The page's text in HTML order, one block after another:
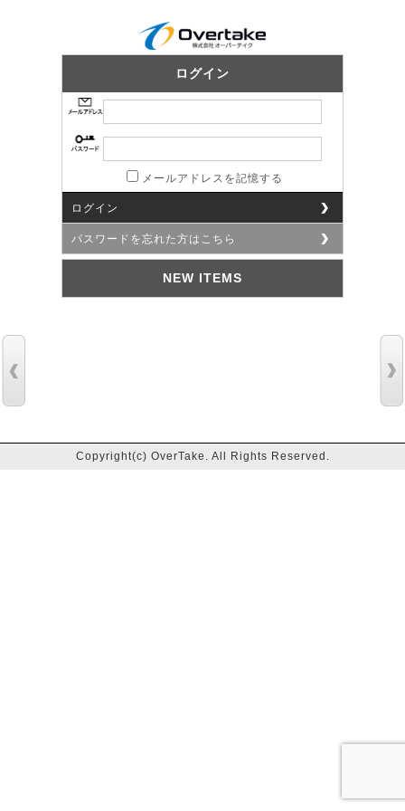
ログイン
メールアドレスを記憶する
ログイン
パスワードを忘れた方はこちら
NEW ITEMS
Copyright(c) OverTake. All Rights Reserved.